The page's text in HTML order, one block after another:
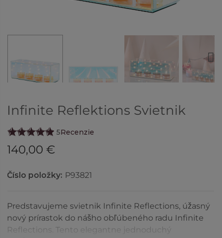
Next
Infinite Reflektions Svietnik
5Recenzie
140,00 €
Číslo položky: P93821
Predstavujeme svietnik Infinite Reflections, úžasný
nový prírastok do nášho obľúbeného radu Infinite
Reflections. Tento elegantne jednoduchý